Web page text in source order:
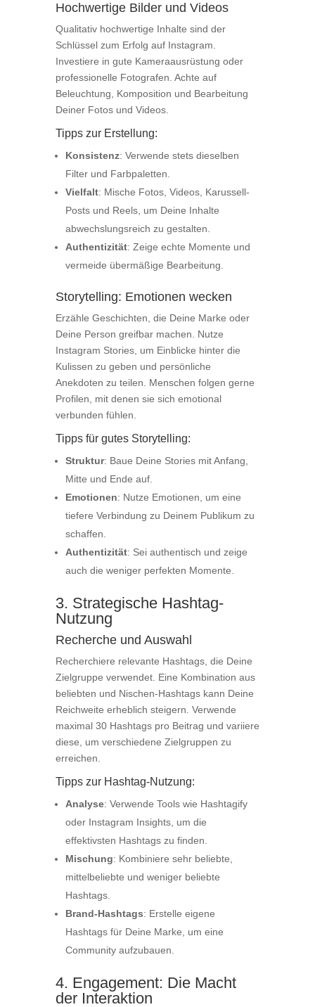
Hochwertige Bilder und Videos
Qualitativ hochwertige Inhalte sind der
Schlüssel zum Erfolg auf Instagram.
Investiere in gute Kameraausrüstung oder
professionelle Fotografen. Achte auf
Beleuchtung, Komposition und Bearbeitung
Deiner Fotos und Videos.
Tipps zur Erstellung:
Konsistenz: Verwende stets dieselben
Filter und Farbpaletten.
Vielfalt: Mische Fotos, Videos, Karussell-
Posts und Reels, um Deine Inhalte
abwechslungsreich zu gestalten.
Authentizität: Zeige echte Momente und
vermeide übermäßige Bearbeitung.
Storytelling: Emotionen wecken
Erzähle Geschichten, die Deine Marke oder
Deine Person greifbar machen. Nutze
Instagram Stories, um Einblicke hinter die
Kulissen zu geben und persönliche
Anekdoten zu teilen. Menschen folgen gerne
Profilen, mit denen sie sich emotional
verbunden fühlen.
Tipps für gutes Storytelling:
Struktur: Baue Deine Stories mit Anfang,
Mitte und Ende auf.
Emotionen: Nutze Emotionen, um eine
tiefere Verbindung zu Deinem Publikum zu
schaffen.
Authentizität: Sei authentisch und zeige
auch die weniger perfekten Momente.
3. Strategische Hashtag-
Nutzung
Recherche und Auswahl
Recherchiere relevante Hashtags, die Deine
Zielgruppe verwendet. Eine Kombination aus
beliebten und Nischen-Hashtags kann Deine
Reichweite erheblich steigern. Verwende
maximal 30 Hashtags pro Beitrag und variiere
diese, um verschiedene Zielgruppen zu
erreichen.
Tipps zur Hashtag-Nutzung:
Analyse: Verwende Tools wie Hashtagify
oder Instagram Insights, um die
effektivsten Hashtags zu finden.
Mischung: Kombiniere sehr beliebte,
mittelbeliebte und weniger beliebte
Hashtags.
Brand-Hashtags: Erstelle eigene
Hashtags für Deine Marke, um eine
Community aufzubauen.
4. Engagement: Die Macht
der Interaktion